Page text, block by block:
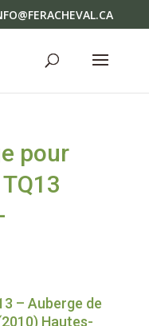
pour
– Auberge de
Hautes-